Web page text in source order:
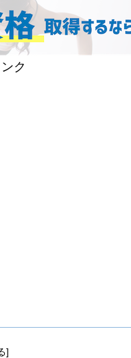
ク